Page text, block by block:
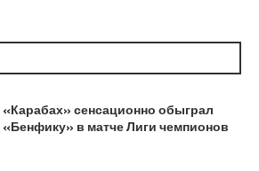
«Карабах» сенсационно обыграл
«Бенфику» в матче Лиги чемпионов